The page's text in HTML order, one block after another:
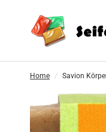
Home / Savion